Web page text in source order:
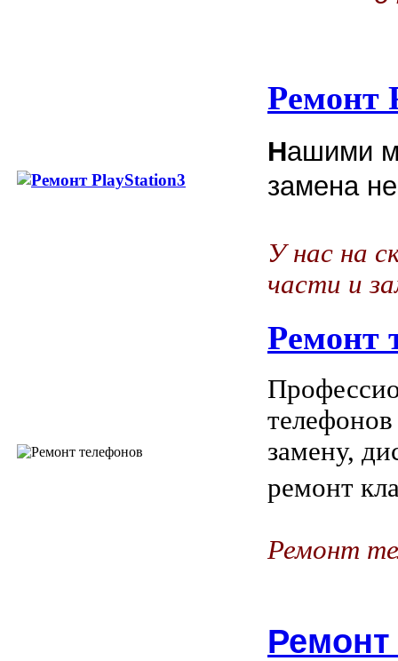
Ремонт
Нашими
замена
У нас на
части и
Ремонт
замену,
ремонт
Ремонт